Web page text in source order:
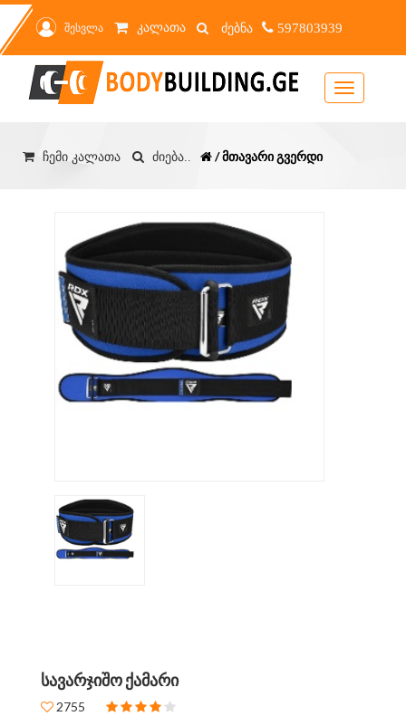
შესვლა კალათა 597803939
Toggle
navigation
ჩემი კალათა ძიება.. / მთავარი გვერდი
ᲡᲐᲕᲐᲠᲯᲘᲨᲝ ᲥᲐᲛᲐᲠᲘ
2755